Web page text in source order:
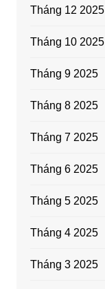
Tháng 12 2025
Tháng 10 2025
Tháng 9 2025
Tháng 8 2025
Tháng 7 2025
Tháng 6 2025
Tháng 5 2025
Tháng 4 2025
Tháng 3 2025